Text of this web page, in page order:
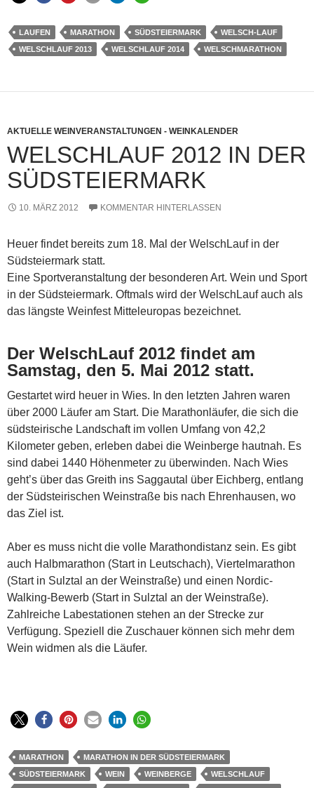
LAUFEN MARATHON SÜDSTEIERMARK
WELSCH-LAUF
WELSCHLAUF 2013
WELSCHLAUF 2014 WELSCHMARATHON
AKTUELLE WEINVERANSTALTUNGEN - WEINKALENDER
WELSCHLAUF 2012 IN DER
SÜDSTEIERMARK
10. MÄRZ 2012 KOMMENTAR HINTERLASSEN
Heuer findet bereits zum 18. Mal der WelschLauf in der
Südsteiermark statt.
Eine Sportveranstaltung der besonderen Art. Wein und Sport
in der Südsteiermark. Oftmals wird der WelschLauf auch als
das längste Weinfest Mitteleuropas bezeichnet.
Der WelschLauf 2012 findet am
Samstag, den 5. Mai 2012 statt.
Gestartet wird heuer in Wies. In den letzten Jahren waren
über 2000 Läufer am Start. Die Marathonläufer, die sich die
südsteirische Landschaft im vollen Umfang von 42,2
Kilometer geben, erleben dabei die Weinberge hautnah. Es
sind dabei 1440 Höhenmeter zu überwinden. Nach Wies
geht’s über das Greith ins Saggautal über Eichberg, entlang
der Südsteirischen Weinstraße bis nach Ehrenhausen, wo
das Ziel ist.
Aber es muss nicht die volle Marathondistanz sein. Es gibt
auch Halbmarathon (Start in Leutschach), Viertelmarathon
(Start in Sulztal an der Weinstraße) und einen Nordic-
Walking-Bewerb (Start in Sulztal an der Weinstraße).
Zahlreiche Labestationen stehen an der Strecke zur
Verfügung. Speziell die Zuschauer können sich mehr dem
Wein widmen als die Läufer.
MARATHON
MARATHON IN DER SÜDSTEIERMARK
SÜDSTEIERMARK
WEIN WEINBERGE
WELSCHLAUF